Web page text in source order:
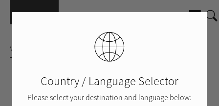
VOLLVERSTÄRKER
Country / Language Selector
Please select your destination and language below: